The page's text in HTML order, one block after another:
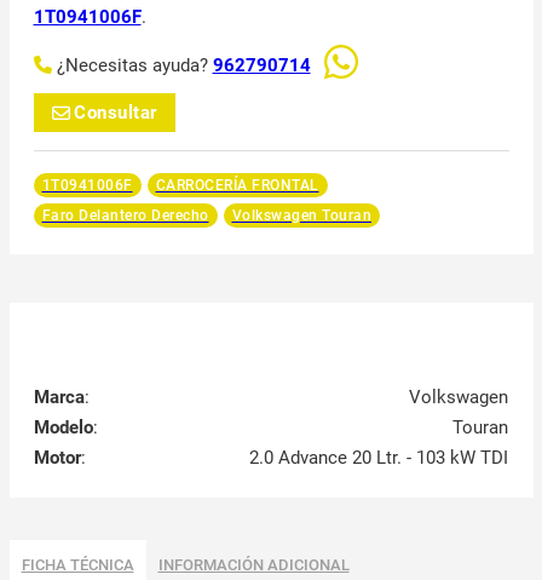
1T0941006F.
¿Necesitas ayuda? 962790714
Consultar
1T0941006F
CARROCERÍA FRONTAL
Faro Delantero Derecho
Volkswagen Touran
Marca:
Volkswagen
Modelo:
Touran
Motor: 2.0 Advance 20 Ltr. - 103 kW TDI
FICHA TÉCNICA INFORMACIÓN ADICIONAL